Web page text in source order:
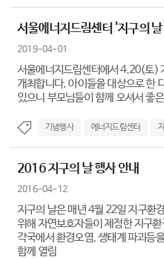
서울에너지드림센터 '지구의
2019-04-01
서울에너지드림센터에서 4.20(토)
개최합니다. 아이들을 대상으로 한
있으니 부모님들이 함께 오셔서 좋
기념행사 에너지드림센터
2016 지구의 날 행사 안내
2016-04-12
지구의 날은 매년 4월 22일 지구환
위해 자연보호자들이 제정한 지구환
각국에서 환경오염, 생태계 파괴등
함께 열림